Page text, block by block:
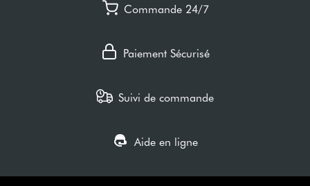
Commande 24/7
Paiement Sécurisé
Suivi de commande
Aide en ligne